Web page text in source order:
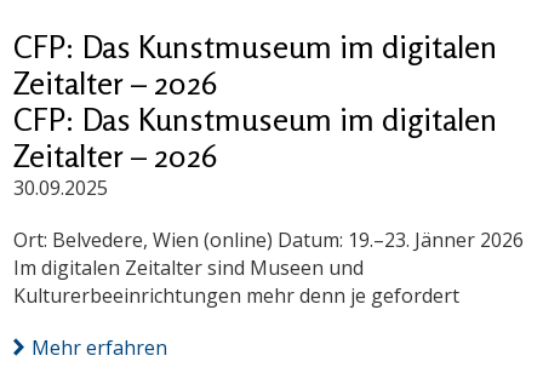
CFP: Das Kunstmuseum im digitalen
Zeitalter – 2026
CFP: Das Kunstmuseum im digitalen
Zeitalter – 2026
30.09.2025
Ort: Belvedere, Wien (online) Datum: 19.–23. Jänner 2026
Im digitalen Zeitalter sind Museen und
Kulturerbeeinrichtungen mehr denn je gefordert
Mehr erfahren